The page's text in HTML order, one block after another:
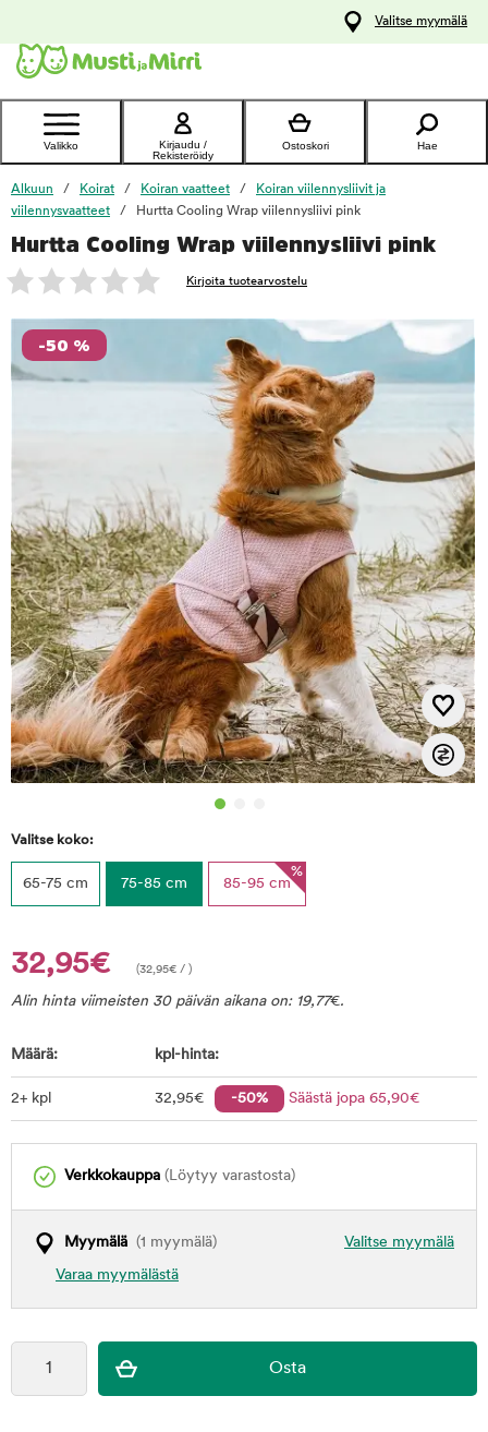
Ota yhteyttä
asiakaspalveluun
Valitse myymälä
Valikko
Kirjaudu /
Rekisteröidy
Ostoskori Hae
Alkuun Koirat Koiran vaatteet
Koiran viilennysliivit ja
viilennysvaatteet
Hurtta Cooling Wrap viilennysliivi pink
Hurtta Cooling Wrap viilennysliivi pink
Kirjoita tuotearvostelu
-50 %
Valitse koko:
65-75 cm 75-85 cm 85-95 cm
%
32,95€ (32,95€ / )
Alin hinta viimeisten 30 päivän aikana on: 19,77€.
Määrä: kpl-hinta:
2+ kpl 32,95€ -50% Säästä jopa 65,90€
Verkkokauppa (Löytyy varastosta)
Valitse myymälä
Myymälä (1 myymälä)
Varaa myymälästä
foo